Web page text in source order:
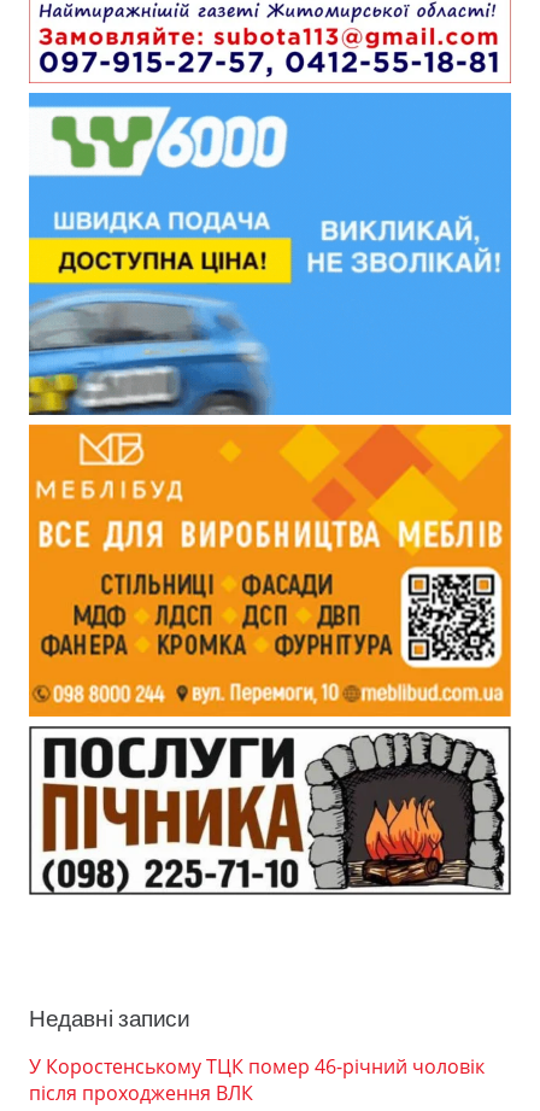
Недавні записи
У Коростенському ТЦК помер 46-річний чоловік
після проходження ВЛК